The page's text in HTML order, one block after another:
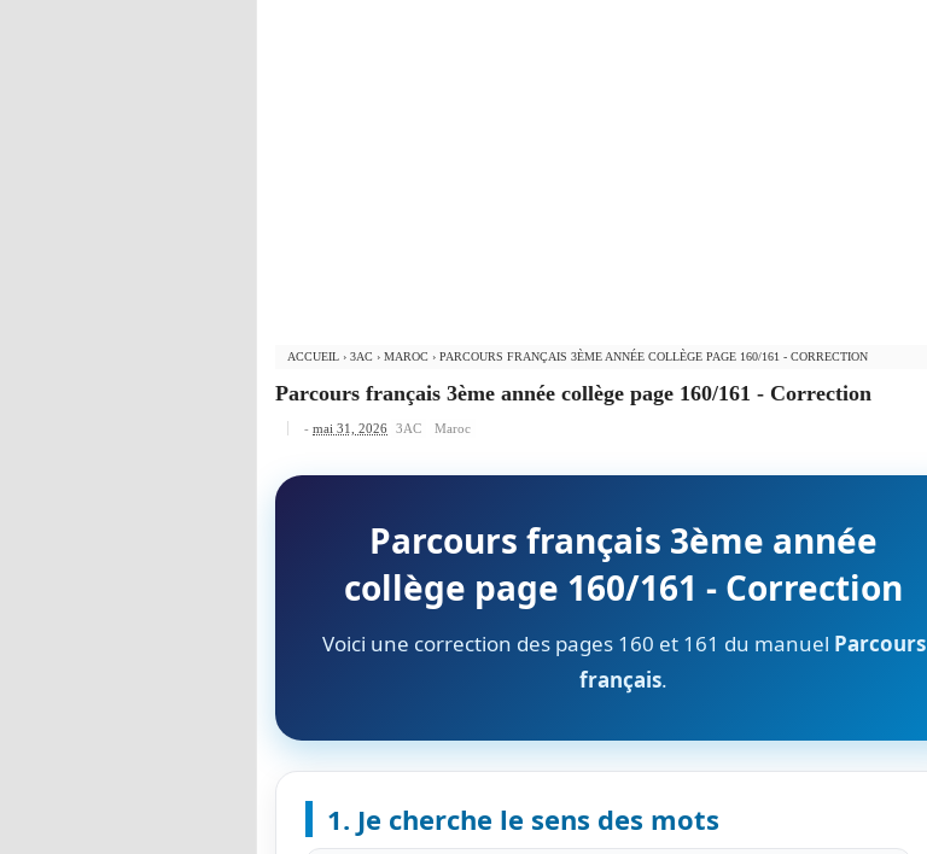
ACCUEIL › 3AC › MAROC › PARCOURS FRANÇAIS 3ÈME ANNÉE COLLÈGE PAGE 160/161 - CORRECTION
Parcours français 3ème année collège page 160/161 - Correction
- mai 31, 2026 3AC Maroc
Parcours français 3ème année
collège page 160/161 - Correction
Voici une correction des pages 160 et 161 du manuel Parcours
français.
1. Je cherche le sens des mots